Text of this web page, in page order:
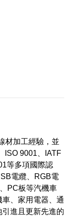
材加工經驗，並
ISO 9001、IATF
等多項國際認
電纜、RGB電
PC板等汽機車
、家用電器、通
進且更新先進的